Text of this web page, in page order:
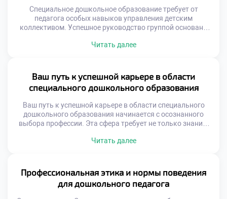
отличается от повышения квалификации. Она […]
Специальное дошкольное образование требует от
педагога особых навыков управления детским
коллективом. Успешное руководство группой основано
Эффективное управление создает безопасную и
подготовки специалистов. Управление в дошкольном
учреждении отличается от школьной дисциплины. Здесь
важны мягкость, гибкость и игровые формы
взаимодействия. Авторитет […]
Читать далее
Ваш путь к успешной карьере в области
специального дошкольного образования
Ваш путь к успешной карьере в области специального
дошкольного образования начинается с осознанного
выбора профессии. Эта сфера требует не только знаний,
реальными достижениями воспитанников. Каждый шаг
компетенций. Важно сочетать теорию с живой практикой
ежедневно. Профессиональный рост […]
Читать далее
Профессиональная этика и нормы поведения
для дошкольного педагога